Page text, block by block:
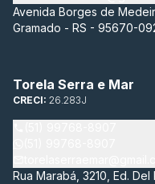
Avenida Borges de
Gramado - RS - 95670-
Torela Serra e Mar
CRECI: 26.283J
Rua Marabá, 3210, Ed.